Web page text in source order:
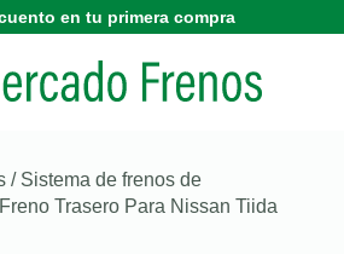
en tu primera compra
/ Sistema de frenos de
Trasero Para Nissan Tiida